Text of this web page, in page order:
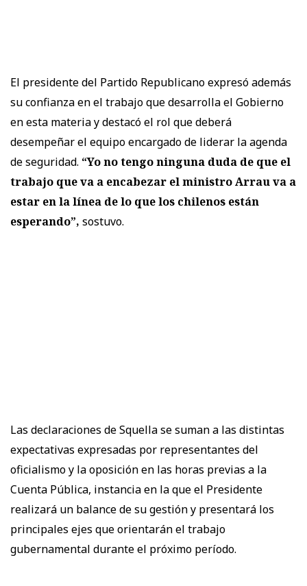
El presidente del Partido Republicano expresó además
su confianza en el trabajo que desarrolla el Gobierno
en esta materia y destacó el rol que deberá
desempeñar el equipo encargado de liderar la agenda
de seguridad. “Yo no tengo ninguna duda de que el
trabajo que va a encabezar el ministro Arrau va a
estar en la línea de lo que los chilenos están
esperando”, sostuvo.
Las declaraciones de Squella se suman a las distintas
expectativas expresadas por representantes del
oficialismo y la oposición en las horas previas a la
Cuenta Pública, instancia en la que el Presidente
realizará un balance de su gestión y presentará los
principales ejes que orientarán el trabajo
gubernamental durante el próximo período.